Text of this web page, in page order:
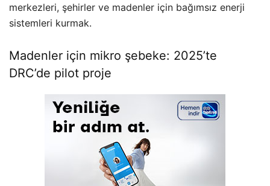
merkezleri, şehirler ve madenler için bağımsız enerji
sistemleri kurmak.
Madenler için mikro şebeke: 2025’te
DRC’de pilot proje